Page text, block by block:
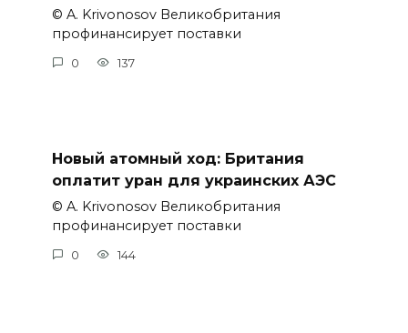
© A. Krivonosov Великобритания
профинансирует поставки
0 137
Новый атомный ход: Британия
оплатит уран для украинских АЭС
© A. Krivonosov Великобритания
профинансирует поставки
0 144